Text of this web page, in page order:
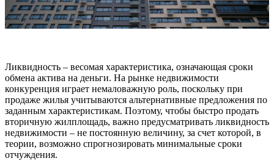
Ликвидность – весомая характеристика, означающая сроки
обмена актива на деньги. На рынке недвижимости
конкуренция играет немаловажную роль, поскольку при
продаже жилья учитываются альтернативные предложения по
заданным характеристикам. Поэтому, чтобы быстро продать
вторичную жилплощадь, важно предусматривать ликвидность
недвижимости – не постоянную величину, за счет которой, в
теории, возможно спрогнозировать минимальные сроки
отчуждения.